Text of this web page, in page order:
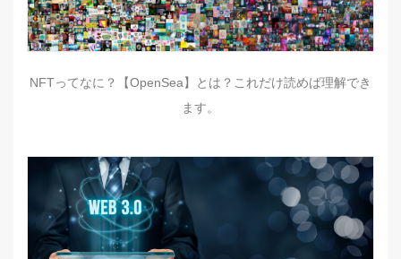
NFTってなに？【OpenSea】とは？これだけ読めば理解でき
ます。